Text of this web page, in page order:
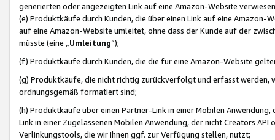
generierten oder angezeigten Link auf eine Amazon-Website
(e) Produktkäufe durch Kunden, die über einen Link auf eine
auf eine Amazon-Website umleitet, ohne dass der Kunde auf der
müsste (eine „ Umleitung“);
(f) Produktkäufe durch Kunden, die die für eine Amazon-Website
(g) Produktkäufe, die nicht richtig zurückverfolgt und erfasst werden,
ordnungsgemäß formatiert sind;
(h) Produktkäufe über einen Partner-Link in einer Mobilen
Link in einer Zugelassenen Mobilen Anwendung, der nicht Creators
Verlinkungstools, die wir Ihnen ggf. zur Verfügung stellen, nutzt;